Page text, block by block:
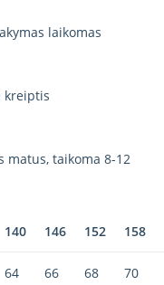
laikomas
kreiptis
matus, taikoma 8-12
140 146 152 158
64 66 68 70